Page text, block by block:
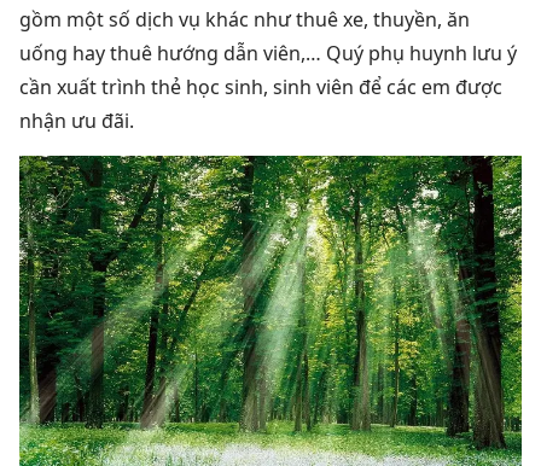
gồm một số dịch vụ khác như thuê xe, thuyền, ăn
uống hay thuê hướng dẫn viên,… Quý phụ huynh lưu ý
cần xuất trình thẻ học sinh, sinh viên để các em được
nhận ưu đãi.